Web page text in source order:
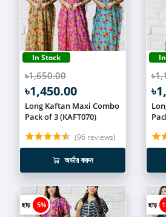
In Stock
৳1,650.00
৳1,450.00
Long Kaftan Maxi Combo
Pack of 3 (KAFT070)
(96 reviews)
অর্ডার করুন
ছাড় 5% ছাড়